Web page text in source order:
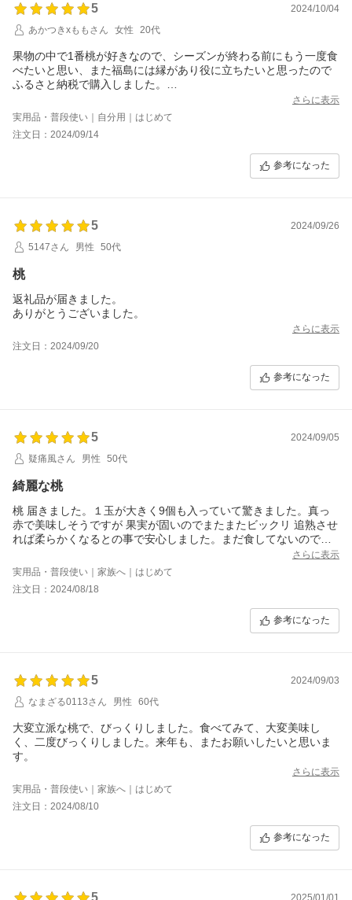
♪)美味しい桃をありがとうございました。また来年リピートする
と思います。
5
2024/10/04
あかつきxももさん
女性 20代
果物の中で1番桃が好きなので、シーズンが終わる前にもう一度食
べたいと思い、また福島には縁があり役に立ちたいと思ったので
ふるさと納税で購入しました。
大きな桃が8個入っていました。桃は非常に繊細ですが、どれも綺
麗で１つも傷んでおらず、品種の通りとても甘くて、私好みの少
し硬めの歯触りで本当に美味しかったです。あっという間に食べ
切ってしまいました。やっぱり桃は福島に限るなあと思いまし
さらに表示
実用品・普段使い｜自分用｜はじめて
注文日：2024/09/14
参考になった
5
2024/09/26
5147さん
男性 50代
桃
返礼品が届きました。
ありがとうございました。
さらに表示
注文日：2024/09/20
参考になった
5
2024/09/05
疑痛風さん
男性 50代
綺麗な桃
桃 届きました。１玉が大きく9個も入っていて驚きました。真っ
赤で美味しそうですが 果実が固いのでまたまたビックリ 追熟させ
れば柔らかくなるとの事で安心しました。まだ食してないのです
が すぐに息子達にもお裾分けして食べ時になったらみんなで味わ
いたいと思います。
また みんなの感想もその時にレビューしたいと思います。
さらに表示
実用品・普段使い｜家族へ｜はじめて
注文日：2024/08/18
参考になった
5
2024/09/03
なまざる0113さん
男性 60代
大変立派な桃で、びっくりしました。食べてみて、大変美味し
く、二度びっくりしました。来年も、またお願いしたいと思いま
す。
さらに表示
実用品・普段使い｜家族へ｜はじめて
注文日：2024/08/10
参考になった
5 2025/01/01